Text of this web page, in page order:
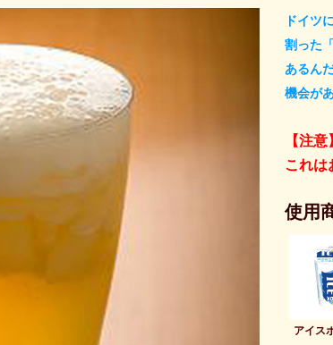
ドイツ
割った
あるん
機会が
【注意
これは
使用
アイス